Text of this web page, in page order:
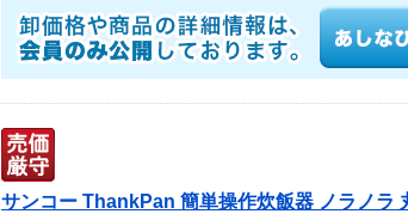
サンコー ThankPan 簡単操作炊飯器 ノラノラ